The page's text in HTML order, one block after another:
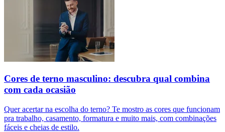
Cores de terno masculino: descubra qual combina
com cada ocasião
Quer acertar na escolha do terno? Te mostro as cores que funcionam
pra trabalho, casamento, formatura e muito mais, com combinações
fáceis e cheias de estilo.